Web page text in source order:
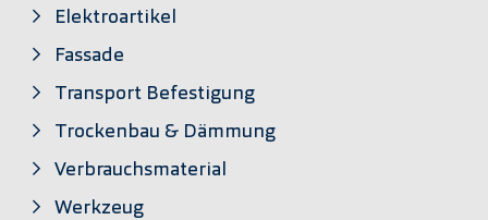
Elektroartikel
Fassade
Transport Befestigung
Trockenbau & Dämmung
Verbrauchsmaterial
Werkzeug